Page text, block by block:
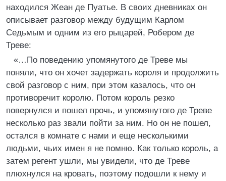
находился Жеан де Пуатье. В своих дневниках он
описывает разговор между будущим Карлом
Седьмым и одним из его рыцарей, Робером де
Треве:
«…По поведению упомянутого де Треве мы
поняли, что он хочет задержать короля и продолжить
свой разговор с ним, при этом казалось, что он
противоречит королю. Потом король резко
повернулся и пошел прочь, и упомянутого де Треве
несколько раз звали пойти за ним. Но он не пошел,
остался в комнате с нами и еще несколькими
людьми, чьих имен я не помню. Как только король, а
затем регент ушли, мы увидели, что де Треве
плюхнулся на кровать, поэтому подошли к нему и